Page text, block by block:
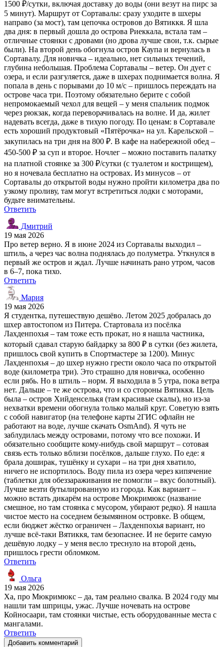
1500 ₽/сутки, включая доставку до воды (они везут на пирс за
5 минут). Маршрут от Сортавалы: сразу уходите в шхеры
направо (за мост), там цепочка островов до Вятиккя. Я шла
два дня: в первый дошла до острова Риеккала, встала там –
отличные стоянки с дровами (но дрова лучше свои, т.к. сырые
были). На второй день обогнула остров Каупа и вернулась в
Сортавалу. Для новичка – идеально, нет сильных течений,
глубина небольшая. Проблема Сортавалы – ветер. Он дует с
озера, и если разгуляется, даже в шхерах поднимается волна. Я
попала в день с порывами до 10 м/с – пришлось переждать на
острове часа три. Поэтому обязательно берите с собой
непромокаемый чехол для вещей – у меня спальник подмок
через рюкзак, когда переворачивалась на волне. И да, жилет
надевать всегда, даже в тихую погоду. По ценам: в Сортавале
есть хороший продуктовый «Пятёрочка» на ул. Карельской –
закупилась на три дня на 800 ₽. В кафе на набережной обед –
450-500 ₽ за суп и второе. Ночлег – можно поставить палатку
на платной стоянке за 300 ₽/сутки (с туалетом и кострищем),
но я ночевала бесплатно на островах. Из минусов – от
Сортавалы до открытой воды нужно пройти километра два по
узкому проливу, там могут встретиться лодки с моторами,
будьте внимательны.
Ответить
Дмитрий
19 мая 2026
Про ветер верно. Я в июне 2024 из Сортавалы выходил –
штиль, а через час волна поднялась до полуметра. Уткнулся в
первый же остров и ждал. Лучше начинать рано утром, часов
в 6–7, пока тихо.
Ответить
Мария
19 мая 2026
Я студентка, путешествую дешёво. Летом 2025 добралась до
шхер автостопом из Питера. Стартовала из посёлка
Лахденпохья – там тоже есть прокат, но я нашла частника,
который сдавал старую байдарку за 800 ₽ в сутки (без жилета,
пришлось свой купить в Спортмастере за 1200). Минус
Лахденпохья – до шхер нужно грести около часа по открытой
воде (километра три). Это страшно для новичка, особенно
если рябь. Но в штиль – норм. Я выходила в 5 утра, пока ветра
нет. Дальше – те же острова, что и со стороны Вятиккя. Цель
была – остров Хийденселькя (там красивые скалы), но из-за
нехватки времени обогнула только малый круг. Советую взять
с собой навигатор (на телефоне карты 2ГИС офлайн не
работают на воде, лучше скачать OsmAnd). Я чуть не
заблудилась между островами, потому что все похожи. И
обязательно сообщите кому-нибудь свой маршрут – сотовая
связь есть только вблизи посёлков, дальше глухо. По еде: я
брала доширак, тушёнку и сухари – на три дня хватило,
ничего не испортилось. Воду пила из озера через кипячение
(таблетки для обеззараживания не помогли – вкус болотный).
Лучше везти бутылированную из города. Как вариант –
можно встать дикарём на острове Мюкримюкс (название
смешное, но там стоянка с мусором, убирают редко). Я нашла
чистое место на соседнем безымянном островке. В общем,
если бюджет жёстко ограничен – Лахденпохья вариант, но
лучше всё-таки Вятиккя, там безопаснее. И не берите самую
дешёвую лодку – у меня весло треснуло на второй день,
пришлось грести обломком.
Ответить
Ольга
19 мая 2026
Ха, про Мюкримюкс – да, там реально свалка. В 2024 году мы
нашли там шприцы, ужас. Лучше ночевать на острове
Койносаари, там стоянки чистые, есть оборудованные места с
мангалами.
Ответить
Добавить комментарий